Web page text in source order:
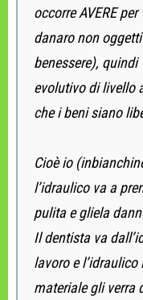
occorre AVERE
danaro non
benessere),
evolutivo di livello
che i beni siano
Cioè io
l’idraulico va a
pulita e gliela
Il dentista va
lavoro e
materiale gli verra